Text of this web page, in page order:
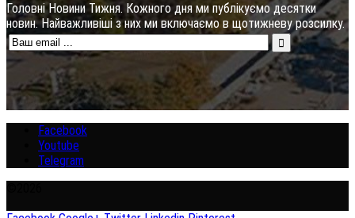
Головні Новини Тижня. Кожного дня ми публікуємо десятки
новин. Найважливіші з них ми включаємо в щотижневу розсилку.
Facebook
Youtube
Telegram